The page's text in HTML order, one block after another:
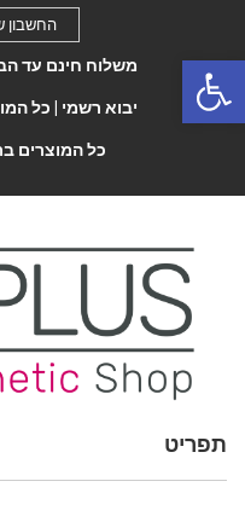
החשבון
משלוח חינם עד הבית
יבוא רשמי | כל
כל המוצרים
Toggle
תפריט